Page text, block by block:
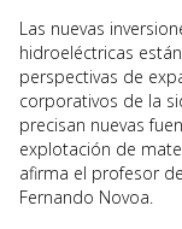
Las nuevas
hidroeléctricas
perspectivas de
corporativos de la
precisan nuevas
explotación de
afirma el profesor
Fernando Novoa.